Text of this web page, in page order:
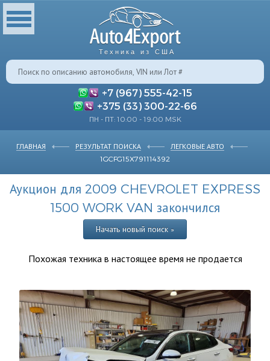
Техника из США
+7 (967) 555-42-15
+375 (33) 300-22-66
ПН - ПТ: 10:00 - 19:00 MSK
ГЛАВНАЯ РЕЗУЛЬТАТ ПОИСКА
ЛЕГКОВЫЕ АВТО
1GCFG15X791114392
Аукцион для 2009 CHEVROLET EXPRESS
1500 WORK VAN закончился
Начать новый поиск »
Похожая техника в настоящее время не продается